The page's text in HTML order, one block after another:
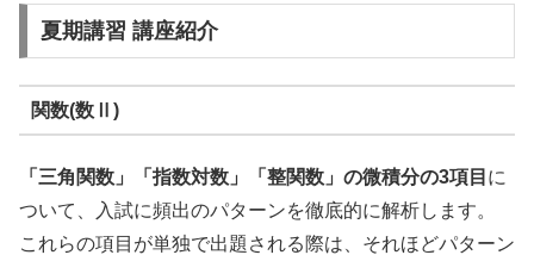
夏期講習 講座紹介
関数(数Ⅱ)
「三角関数」「指数対数」「整関数」の微積分の3項目 に
ついて、入試に頻出のパターンを徹底的に解析します。
これらの項目が単独で出題される際は、それほどパターン